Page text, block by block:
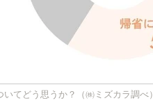
てどう思うか？（㈱ミズカラ調べ）